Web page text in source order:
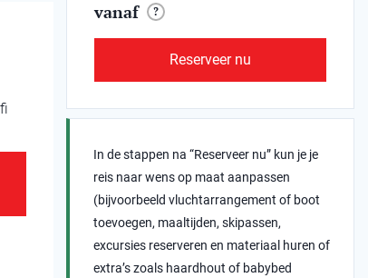
vanaf ?
Reserveer nu
In de stappen na “Reserveer nu” kun je je
reis naar wens op maat aanpassen
(bijvoorbeeld vluchtarrangement of boot
toevoegen, maaltijden, skipassen,
excursies reserveren en materiaal huren of
extra’s zoals haardhout of babybed